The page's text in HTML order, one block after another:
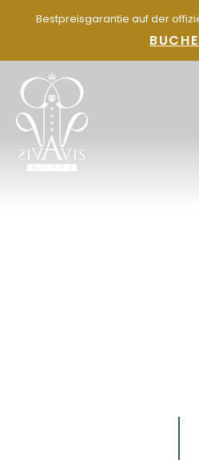
INHALTBestpreisgarantie auf der